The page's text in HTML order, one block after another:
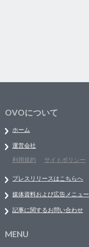
OVOについて
ホーム
運営会社
利用規約
サイトポリシー
プレスリリースはこちらへ
媒体資料および広告メニュー
記事に関するお問い合わせ
MENU